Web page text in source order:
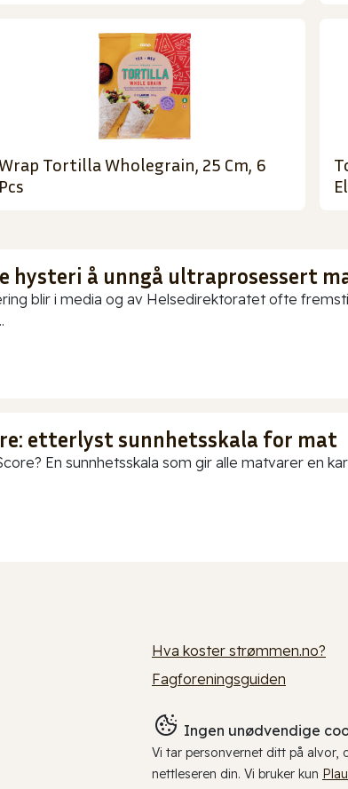
Tortilla Wholegrain, 25 Cm, 6
Pcs
hysteri å unngå ultraprosessert
blir i media og av Helsedirektoratet ofte
etterlyst sunnhetsskala for mat
En sunnhetsskala som gir alle matvarer en
Hva koster strømmen.no?
Fagforeningsguiden
Ingen unødvendige
Vi tar personvernet ditt på alvor,
nettleseren din. Vi bruker kun